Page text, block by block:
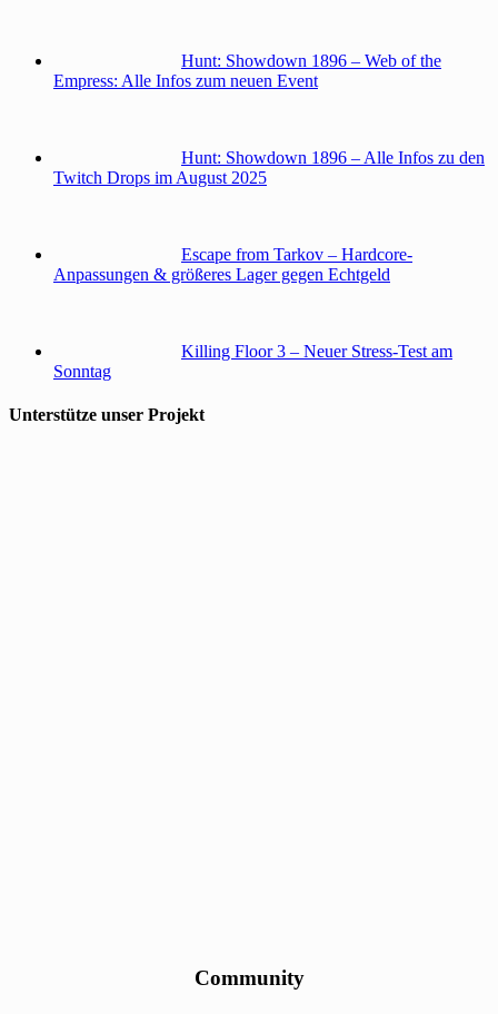
Hunt: Showdown 1896 – Web of the
Empress: Alle Infos zum neuen Event
Hunt: Showdown 1896 – Alle Infos zu den
Twitch Drops im August 2025
Escape from Tarkov – Hardcore-
Anpassungen & größeres Lager gegen Echtgeld
Killing Floor 3 – Neuer Stress-Test am
Sonntag
Unterstütze unser Projekt
Community